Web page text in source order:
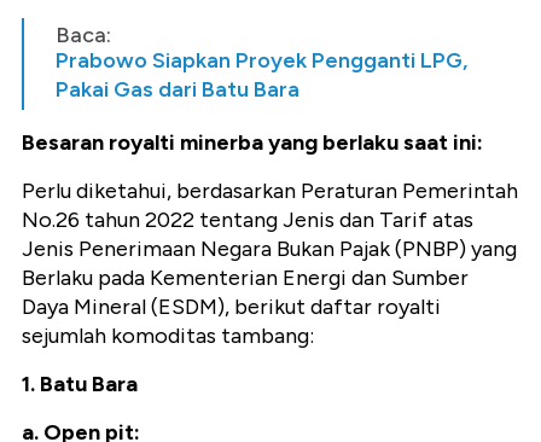
Baca:
Prabowo Siapkan Proyek Pengganti LPG,
Pakai Gas dari Batu Bara
Besaran royalti minerba yang berlaku saat ini:
Perlu diketahui, berdasarkan Peraturan Pemerintah
No.26 tahun 2022 tentang Jenis dan Tarif atas
Jenis Penerimaan Negara Bukan Pajak (PNBP) yang
Berlaku pada Kementerian Energi dan Sumber
Daya Mineral (ESDM), berikut daftar royalti
sejumlah komoditas tambang:
1. Batu Bara
a. Open pit: